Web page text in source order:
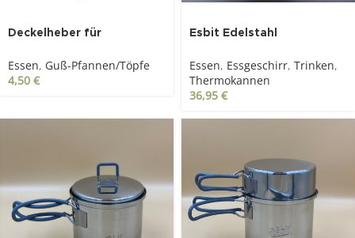
Deckelheber für
Oven
Essen, Guß-Pfannen/Töpfe
4,50 €
Esbit Edelstahl
olivgrün
Essen, Essgeschirr, Trinken,
Thermokannen
36,95 €